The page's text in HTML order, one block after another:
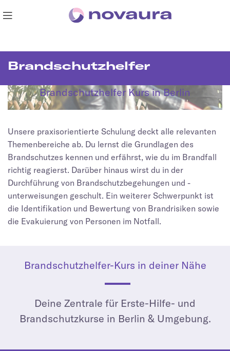
Brandschutzhelfer
Brandschutzhelfer Kurs in Berlin
Unsere praxisorientierte Schulung deckt alle relevanten
Themenbereiche ab. Du lernst die Grundlagen des
Brandschutzes kennen und erfährst, wie du im Brandfall
richtig reagierst. Darüber hinaus wirst du in der
Durchführung von Brandschutzbegehungen und -
unterweisungen geschult. Ein weiterer Schwerpunkt ist
die Identifikation und Bewertung von Brandrisiken sowie
die Evakuierung von Personen im Notfall.
Brandschutzhelfer-Kurs in deiner Nähe
Deine Zentrale für Erste-Hilfe- und
Brandschutzkurse in Berlin & Umgebung.